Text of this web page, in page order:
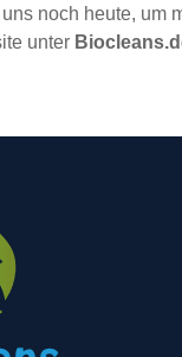
noch heute, um
unter